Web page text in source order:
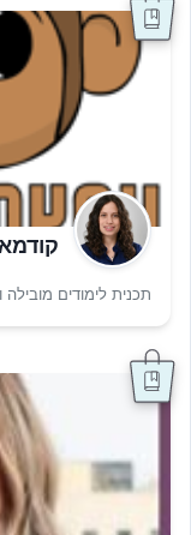
תכנית לימודים